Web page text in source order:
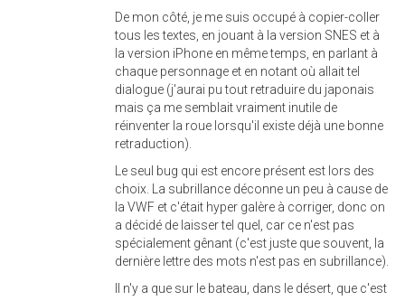
De mon côté, je me suis occupé à copier-coller
tous les textes, en jouant à la version SNES et à
la version iPhone en même temps, en parlant à
chaque personnage et en notant où allait tel
dialogue (j'aurai pu tout retraduire du japonais
mais ça me semblait vraiment inutile de
réinventer la roue lorsqu'il existe déjà une bonne
retraduction).
Le seul bug qui est encore présent est lors des
choix. La subrillance déconne un peu à cause de
la VWF et c'était hyper galère à corriger, donc on
a décidé de laisser tel quel, car ce n'est pas
spécialement gênant (c'est juste que souvent, la
dernière lettre des mots n'est pas en subrillance).
Il n'y a que sur le bateau, dans le désert, que c'est